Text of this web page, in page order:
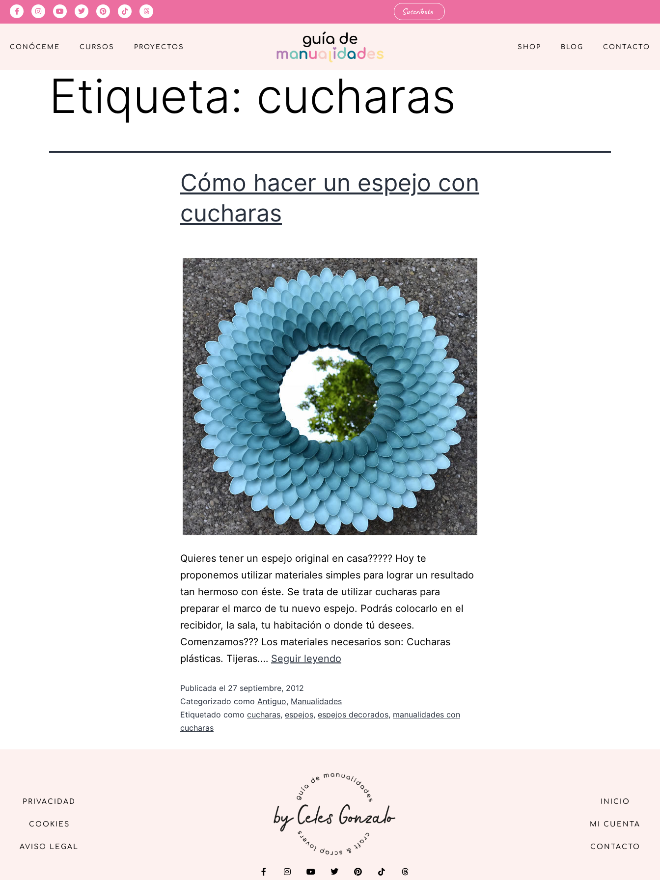
Suscríbete
CONÓCEME CURSOS PROYECTOS SHOP BLOG CONTACTO
Etiqueta: cucharas
Cómo hacer un espejo con
cucharas
Quieres tener un espejo original en casa????? Hoy te
proponemos utilizar materiales simples para lograr un resultado
tan hermoso con éste. Se trata de utilizar cucharas para
preparar el marco de tu nuevo espejo. Podrás colocarlo en el
recibidor, la sala, tu habitación o donde tú desees.
Comenzamos??? Los materiales necesarios son: Cucharas
plásticas. Tijeras.… Seguir leyendo
Publicada el 27 septiembre, 2012
Categorizado como Antiguo, Manualidades
Etiquetado como cucharas, espejos, espejos decorados, manualidades con
cucharas
PRIVACIDAD
COOKIES
AVISO LEGAL
INICIO
MI CUENTA
CONTACTO